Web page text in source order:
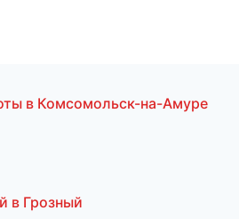
в Комсомольск-на-Амуре
в Грозный